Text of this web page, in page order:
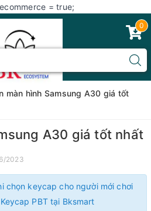
= true;
0
màn hình Samsung A30 giá tốt
A30 giá tốt nhất
2023
chọn keycap cho người mới chơi
PBT tại Bksmart